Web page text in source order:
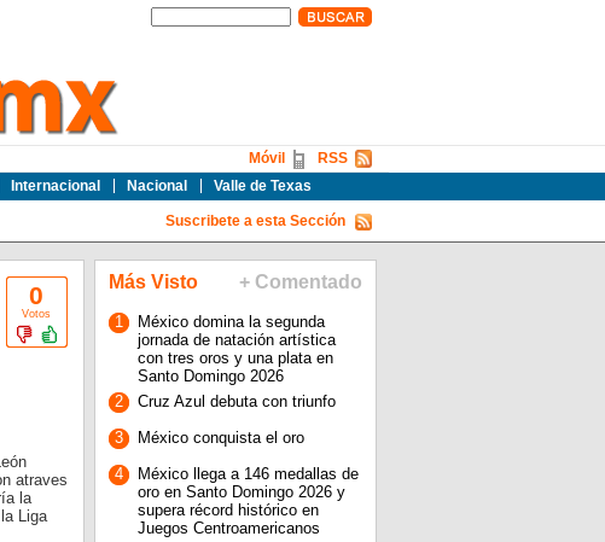
Internacional Nacional Valle de Texas
RSS
Móvil
Suscribete a esta Sección
0
Votos
atraves
la
Liga
Más Visto + Comentado
1
México domina la segunda
jornada de natación artística
con tres oros y una plata en
Santo Domingo 2026
2
Cruz Azul debuta con triunfo
3
México conquista el oro
4
México llega a 146 medallas de
oro en Santo Domingo 2026 y
supera récord histórico en
Juegos Centroamericanos